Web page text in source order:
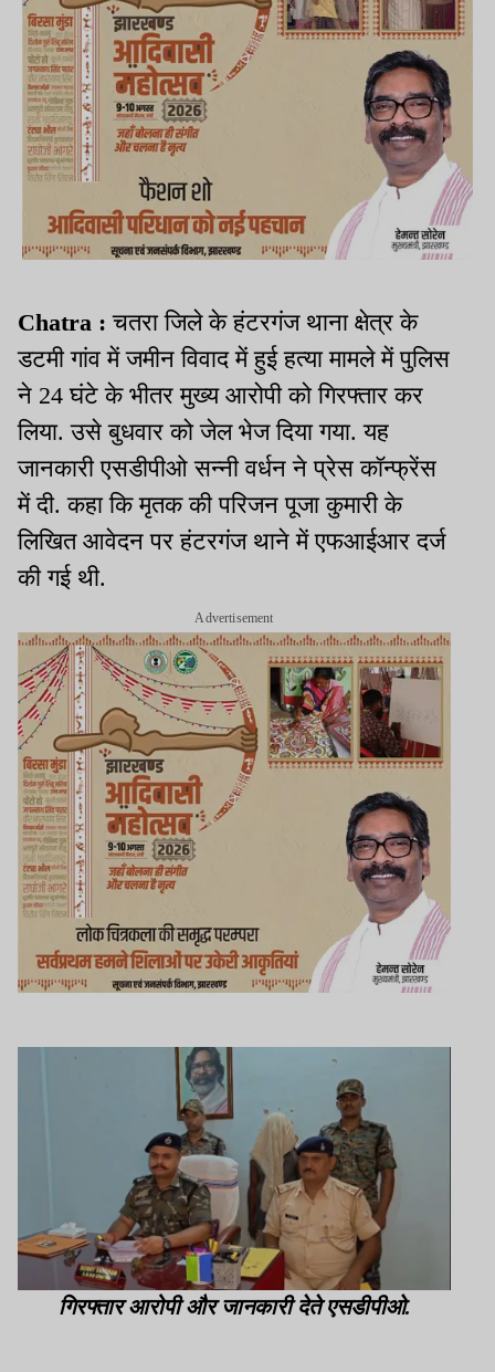
Chatra : चतरा जिले के हंटरगंज थाना क्षेत्र के
डटमी गांव में जमीन विवाद में हुई हत्या मामले में पुलिस
ने 24 घंटे के भीतर मुख्य आरोपी को गिरफ्तार कर
लिया. उसे बुधवार को जेल भेज दिया गया. यह
जानकारी एसडीपीओ सन्नी वर्धन ने प्रेस कॉन्फ्रेंस
में दी. कहा कि मृतक की परिजन पूजा कुमारी के
लिखित आवेदन पर हंटरगंज थाने में एफआईआर दर्ज
की गई थी.
Advertisement
गिरफ्तार आरोपी और जानकारी देते एसडीपीओ.